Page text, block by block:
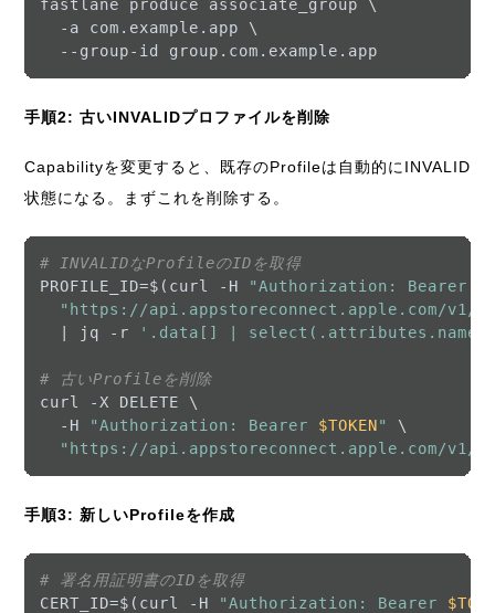
fastlane produce associate_group \
  -a com.example.app \
手順2: 古いINVALIDプロファイルを削除
Capabilityを変更すると、既存のProfileは自動的にINVALID
状態になる。まずこれを削除する。
# INVALIDなProfileのIDを取得
PROFILE_ID=$(curl -H
"Authorization: Bearer
"https://api.appstoreconnect.apple.com/
  | jq -r
'.data[] | select(.attributes.name
# 古いProfileを削除
curl -X DELETE \
  -H
"Authorization: Bearer $TOKEN"
\
"https://api.appstoreconnect.apple.com/v1/
手順3: 新しいProfileを作成
# 署名用証明書のIDを取得
CERT_ID=$(curl -H
"Authorization: Bearer